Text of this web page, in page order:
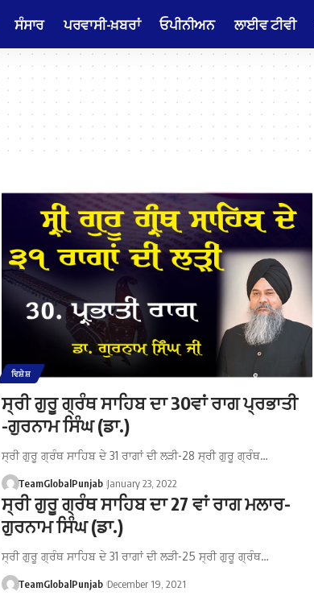
ਸੰਸਾਰ ਪਰਵਾਸੀ-ਖ਼ਬਰਾਂ ਓਪੀਨੀਅਨ ਲਾਈਵ ਟੀਵੀ
ਵਿਸ਼ੇਸ਼
ਸ੍ਰੀ ਗੁਰੂ ਗ੍ਰੰਥ ਸਾਹਿਬ ਦਾ 30ਵਾਂ ਰਾਗ ਪ੍ਰਭਾਤੀ
-ਗੁਰਨਾਮ ਸਿੰਘ (ਡਾ.)
ਸ੍ਰੀ ਗੁਰੂ ਗ੍ਰੰਥ ਸਾਹਿਬ ਦੇ 31 ਰਾਗਾਂ ਦੀ ਲੜੀ-28 ਸ੍ਰੀ ਗੁਰੂ ਗ੍ਰੰਥ…
TeamGlobalPunjab January 23, 2022
ਸ੍ਰੀ ਗੁਰੂ ਗ੍ਰੰਥ ਸਾਹਿਬ ਦਾ 27 ਵਾਂ ਰਾਗ ਮਲਾਰ-
ਗੁਰਨਾਮ ਸਿੰਘ (ਡਾ.)
ਸ੍ਰੀ ਗੁਰੂ ਗ੍ਰੰਥ ਸਾਹਿਬ ਦੇ 31 ਰਾਗਾਂ ਦੀ ਲੜੀ-25 ਸ੍ਰੀ ਗੁਰੂ ਗ੍ਰੰਥ…
TeamGlobalPunjab December 19, 2021